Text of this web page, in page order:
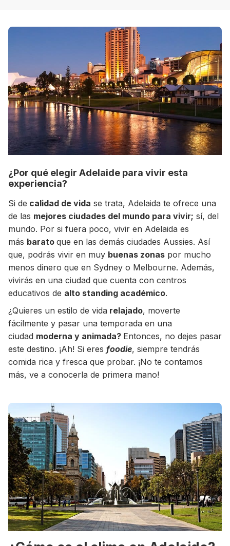
Estudia Desarrollo Web en Toronto
+30 Summer English for Professionals en
Melbourne
¿Por qué elegir Adelaide para vivir esta
experiencia?
Si de calidad de vida se trata, Adelaida te ofrece una
de las mejores ciudades del mundo para vivir; sí, del
mundo. Por si fuera poco, vivir en Adelaida es
más barato que en las demás ciudades Aussies. Así
que, podrás vivir en muy buenas zonas por mucho
menos dinero que en Sydney o Melbourne. Además,
vivirás en una ciudad que cuenta con centros
educativos de alto standing académico.
¿Quieres un estilo de vida relajado, moverte
fácilmente y pasar una temporada en una
ciudad moderna y animada? Entonces, no dejes pasar
este destino. ¡Ah! Si eres foodie, siempre tendrás
comida rica y fresca que probar. ¡No te contamos
más, ve a conocerla de primera mano!